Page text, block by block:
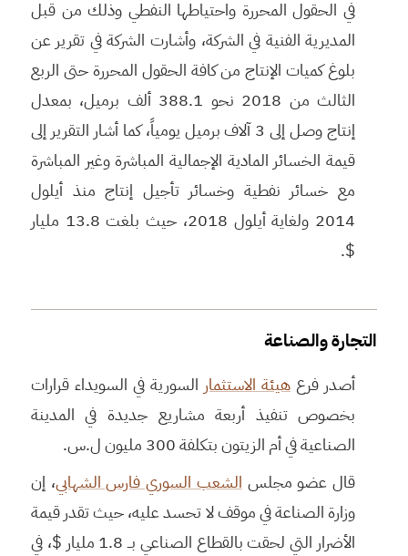
في الحقول المحررة واحتياطها النفطي وذلك من قبل
المديرية الفنية في الشركة، وأشارت الشركة في تقرير عن
بلوغ كميات الإنتاج من كافة الحقول المحررة حتى الربع
الثالث من 2018 نحو 388.1 ألف برميل، بمعدل
إنتاج وصل إلى 3 آلاف برميل يومياً، كما أشار التقرير إلى
قيمة الخسائر المادية الإجمالية المباشرة وغير المباشرة
مع خسائر نفطية وخسائر تأجيل إنتاج منذ أيلول
2014 ولغاية أيلول 2018، حيث بلغت 13.8 مليار
$.
التجارة والصناعة
أصدر فرع هيئة الاستثمار السورية في السويداء قرارات
بخصوص تنفيذ أربعة مشاريع جديدة في المدينة
الصناعية في أم الزيتون بتكلفة 300 مليون ل.س.
قال عضو مجلس الشعب السوري فارس الشهابي، إن
وزارة الصناعة في موقف لا تحسد عليه، حيث تقدر قيمة
الأضرار التي لحقت بالقطاع الصناعي بــ 1.8 مليار $، في